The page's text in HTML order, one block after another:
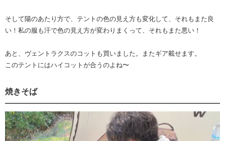
そして陽のあたり方で、テントの色の見え方も変化して、それもまた良
い！私の服も汗で色の見え方が変わりまくって、それもまた悪い！
あと、ヴェントラクスのコットも買いました。またギア載せます。
このテントにはハイコットが合うのよね〜
焼きそば